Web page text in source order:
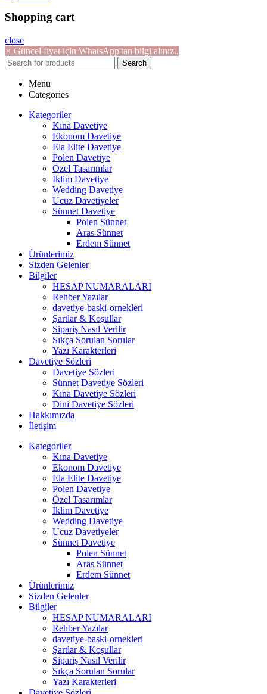
Shopping cart
close
× Güncel fiyat için WhatsApp'tan bilgi alınız..
Search
Menu
Categories
Kategoriler
Kına Davetiye
Ekonom Davetiye
Ela Elite Davetiye
Polen Davetiye
Özel Tasarımlar
İklim Davetiye
Wedding Davetiye
Ucuz Davetiyeler
Sünnet Davetiye
Polen Sünnet
Aras Sünnet
Erdem Sünnet
Ürünlerimiz
Sizden Gelenler
Bilgiler
HESAP NUMARALARI
Rehber Yazılar
davetiye-baski-ornekleri
Şartlar & Koşullar
Sipariş Nasıl Verilir
Sıkça Sorulan Sorular
Yazı Karakterleri
Davetiye Sözleri
Davetiye Sözleri
Sünnet Davetiye Sözleri
Kına Davetiye Sözleri
Dini Davetiye Sözleri
Hakkımızda
İletişim
Kategoriler
Kına Davetiye
Ekonom Davetiye
Ela Elite Davetiye
Polen Davetiye
Özel Tasarımlar
İklim Davetiye
Wedding Davetiye
Ucuz Davetiyeler
Sünnet Davetiye
Polen Sünnet
Aras Sünnet
Erdem Sünnet
Ürünlerimiz
Sizden Gelenler
Bilgiler
HESAP NUMARALARI
Rehber Yazılar
davetiye-baski-ornekleri
Şartlar & Koşullar
Sipariş Nasıl Verilir
Sıkça Sorulan Sorular
Yazı Karakterleri